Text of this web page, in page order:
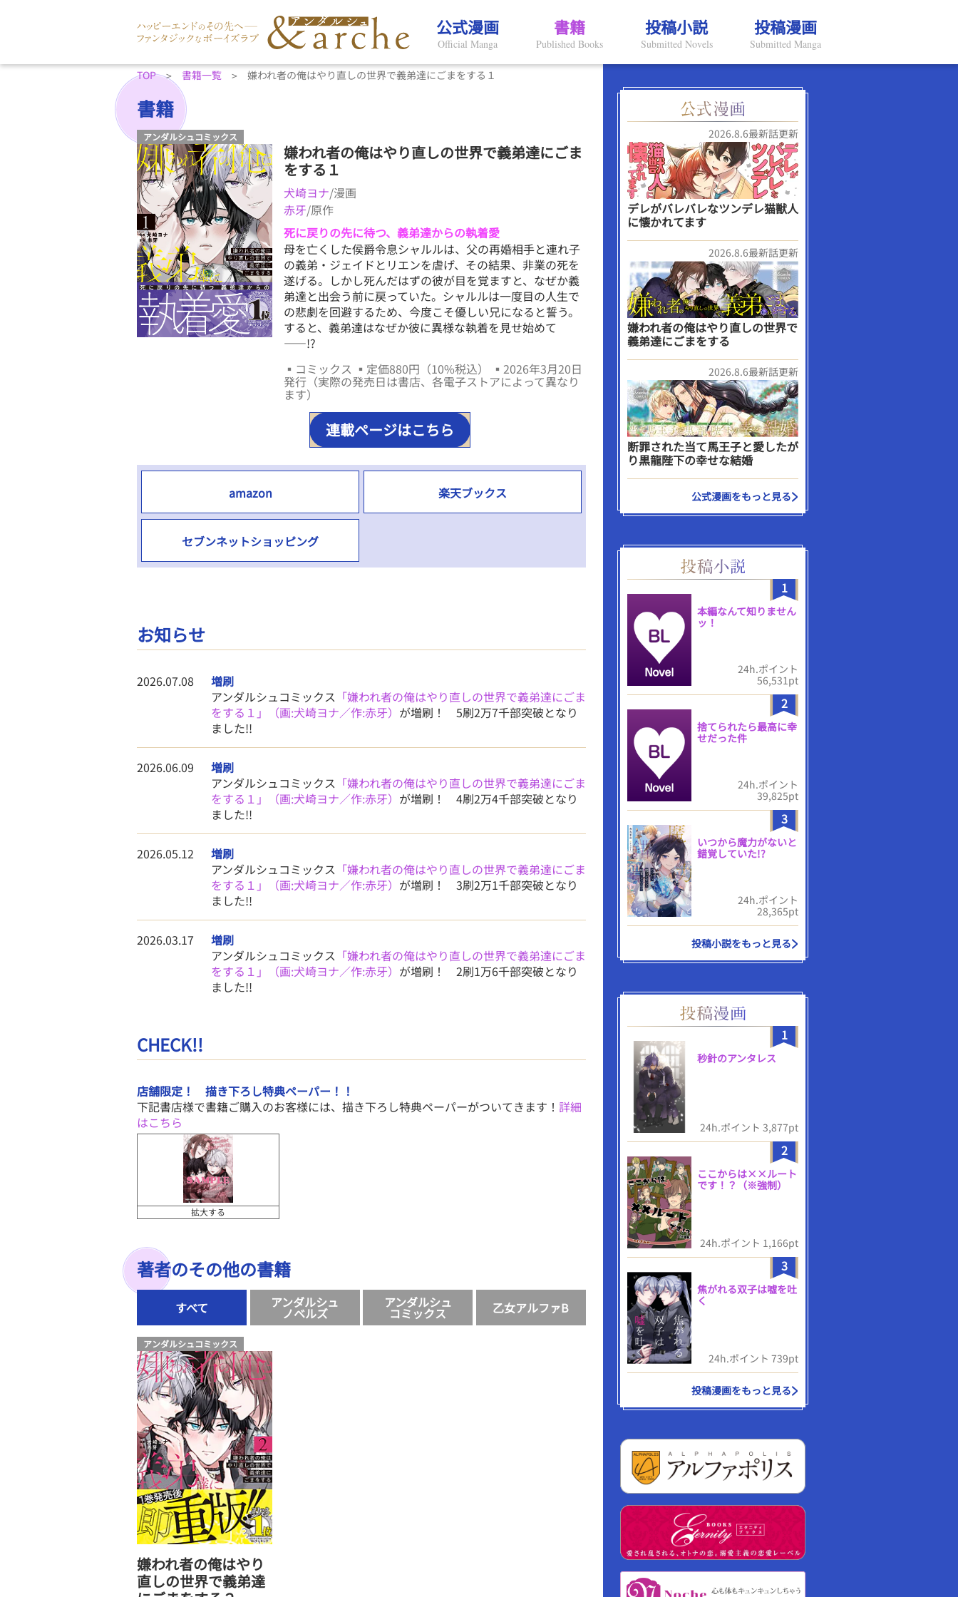
公式漫画
Official Manga
書籍
Published Books
投稿小説
Submitted Novels
投稿漫画
Submitted Manga
TOP 書籍一覧 嫌われ者の俺はやり直しの世界で義弟達にごまをする１
書籍
アンダルシュコミックス
嫌われ者の俺はやり直しの世界で義弟達にごま
をする１
犬崎ヨナ/漫画
赤牙/原作
死に戻りの先に待つ、義弟達からの執着愛
母を亡くした侯爵令息シャルルは、父の再婚相手と連れ子
の義弟・ジェイドとリエンを虐げ、その結果、非業の死を
遂げる。しかし死んだはずの彼が目を覚ますと、なぜか義
弟達と出会う前に戻っていた。シャルルは一度目の人生で
の悲劇を回避するため、今度こそ優しい兄になると誓う。
すると、義弟達はなぜか彼に異様な執着を見せ始めて
――!?
▪コミックス ▪定価880円（10%税込） ▪2026年3月20日
発行（実際の発売日は書店、各電子ストアによって異なり
ます）
連載ページはこちら
amazon 楽天ブックス
セブンネットショッピング
お知らせ
2026.07.08
増刷
アンダルシュコミックス 「嫌われ者の俺はやり直しの世界で義弟達にごま
をする１」（画:犬崎ヨナ／作:赤牙） が増刷！ 5刷2万7千部突破となり
ました!!
2026.06.09
増刷
アンダルシュコミックス 「嫌われ者の俺はやり直しの世界で義弟達にごま
をする１」（画:犬崎ヨナ／作:赤牙） が増刷！ 4刷2万4千部突破となり
ました!!
2026.05.12
増刷
アンダルシュコミックス 「嫌われ者の俺はやり直しの世界で義弟達にごま
をする１」（画:犬崎ヨナ／作:赤牙） が増刷！ 3刷2万1千部突破となり
ました!!
2026.03.17
増刷
アンダルシュコミックス 「嫌われ者の俺はやり直しの世界で義弟達にごま
をする１」（画:犬崎ヨナ／作:赤牙） が増刷！ 2刷1万6千部突破となり
ました!!
CHECK!!
店舗限定！ 描き下ろし特典ペーパー！！
下記書店様で書籍ご購入のお客様には、描き下ろし特典ペーパーがついてきます！ 詳細
はこちら
拡大する
著者のその他の書籍
すべて アンダルシュ
ノベルズ
アンダルシュ
コミックス 乙女アルファB
アンダルシュコミックス
嫌われ者の俺はやり
直しの世界で義弟達
2026.8.6最新話更新
デレがバレバレなツンデレ猫獣人
に懐かれてます
2026.8.6最新話更新
嫌われ者の俺はやり直しの世界で
義弟達にごまをする
2026.8.6最新話更新
断罪された当て馬王子と愛したが
り黒龍陛下の幸せな結婚
公式漫画をもっと見る
1
本編なんて知りません
ッ！
24h.ポイント
56,531pt
2
捨てられたら最高に幸
せだった件
24h.ポイント
39,825pt
3
いつから魔力がないと
錯覚していた!?
24h.ポイント
28,365pt
投稿小説をもっと見る
1
秒針のアンタレス
24h.ポイント 3,877pt
2
ここからは××ルート
です！？（※強制）
24h.ポイント 1,166pt
3
焦がれる双子は嘘を吐
く
24h.ポイント 739pt
投稿漫画をもっと見る